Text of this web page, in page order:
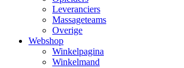
Leveranciers
Massageteams
Overige
Webshop
Winkelpagina
Winkelmand